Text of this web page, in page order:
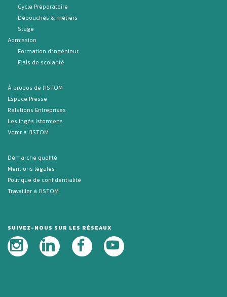
Cycle Préparatoire
Débouchés & métiers
Stage
Admission
Formation d'ingénieur
Frais de scolarité
À propos de l'ISTOM
Espace Presse
Relations Entreprises
Les ingés Istomiens
Venir à l'ISTOM
Démarche qualité
Mentions légales
Politique de confidentialité
Travailler à l'ISTOM
SUIVEZ-NOUS SUR LES RÉSEAUX